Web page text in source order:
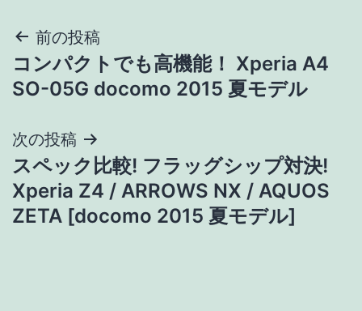
投
稿
ビ
ゲ
ー
前の投稿
コンパクトでも高機能！ Xperia A4
SO-05G docomo 2015 夏モデル
次の投稿
スペック比較! フラッグシップ対決!
Xperia Z4 / ARROWS NX / AQUOS
ZETA [docomo 2015 夏モデル]